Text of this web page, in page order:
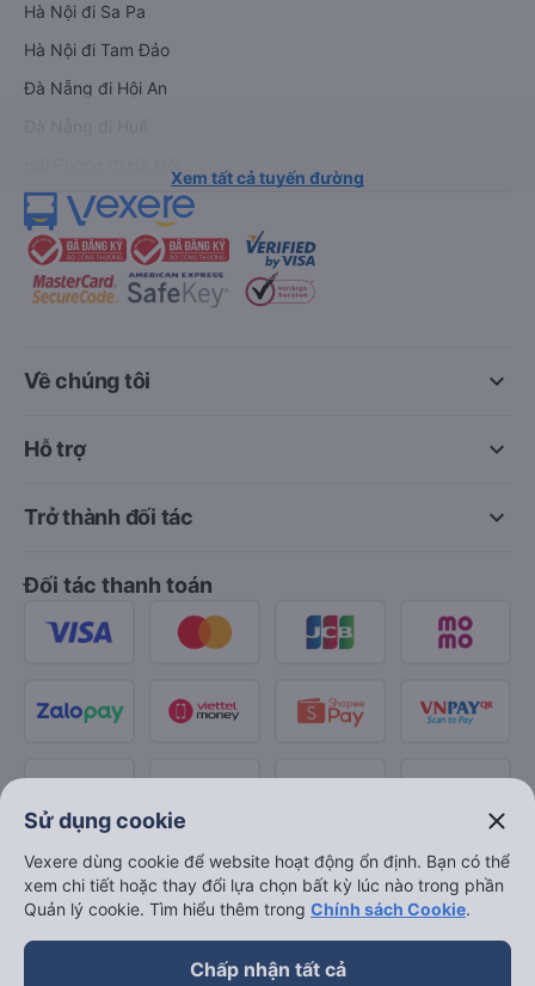
Hà Nội đi Sa Pa
Hà Nội đi Tam Đảo
Đà Nẵng đi Hội An
Xem tất cả tuyến đường
keyboard_arrow_down
Về chúng tôi
keyboard_arrow_down
Hỗ trợ
keyboard_arrow_down
Trở thành đối tác
Đối tác thanh toán
Sử dụng cookie close
Vexere dùng cookie để website hoạt động ổn định. Bạn có thể
xem chi tiết hoặc thay đổi lựa chọn bất kỳ lúc nào trong phần
Quản lý cookie. Tìm hiểu thêm trong Chính sách Cookie.
Chấp nhận tất cả